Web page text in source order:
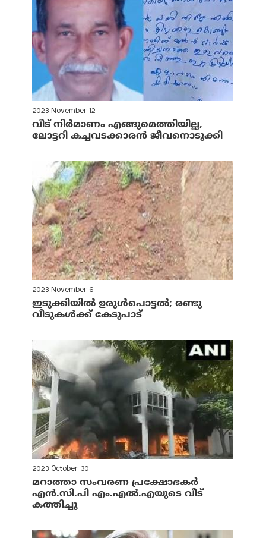
2023 November 12
വീട് നിര്‍മാണം എങ്ങുമെത്തിയില്ല,
ലോട്ടറി കച്ചവടക്കാരന്‍ ജീവനൊടുക്കി
2023 November 6
ഇടുക്കിയില്‍ ഉരുള്‍പൊട്ടല്‍; രണ്ടു
വീടുകള്‍ക്ക് കേടുപാട്
2023 October 30
മറാത്താ സംവരണ പ്രക്ഷോഭകര്‍
എന്‍.സി.പി എം.എല്‍.എയുടെ വീട്
കത്തിച്ചു